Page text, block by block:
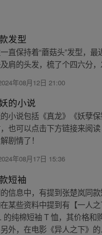
发型
直保持着“蘑菇头”发型，
肩的头发，梳了个四六分，
年08月12日 21:00
的小说
小说包括《真龙》《妖孽
也可以点击下方链接来阅读
剧情了！
年08月17日 15:36
短袖
信息中，有提到张楚岚同
某些资料中提到有【一人
的纯棉短袖 T 恤，其价格和
外，在电影《异人之下》的